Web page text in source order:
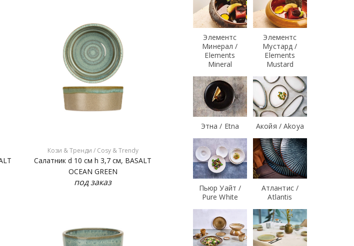
Элементс
Минерал /
Elements
Mineral
Элементс
Мустард /
Elements
Mustard
Этна / Etna Акойя / Akoya
Пьюр Уайт /
Pure White
Атлантис /
Atlantis
Кози & Тренди / Cosy & Trendy
Салатник d 10 см h 3,7 см, BASALT
OCEAN GREEN
под заказ